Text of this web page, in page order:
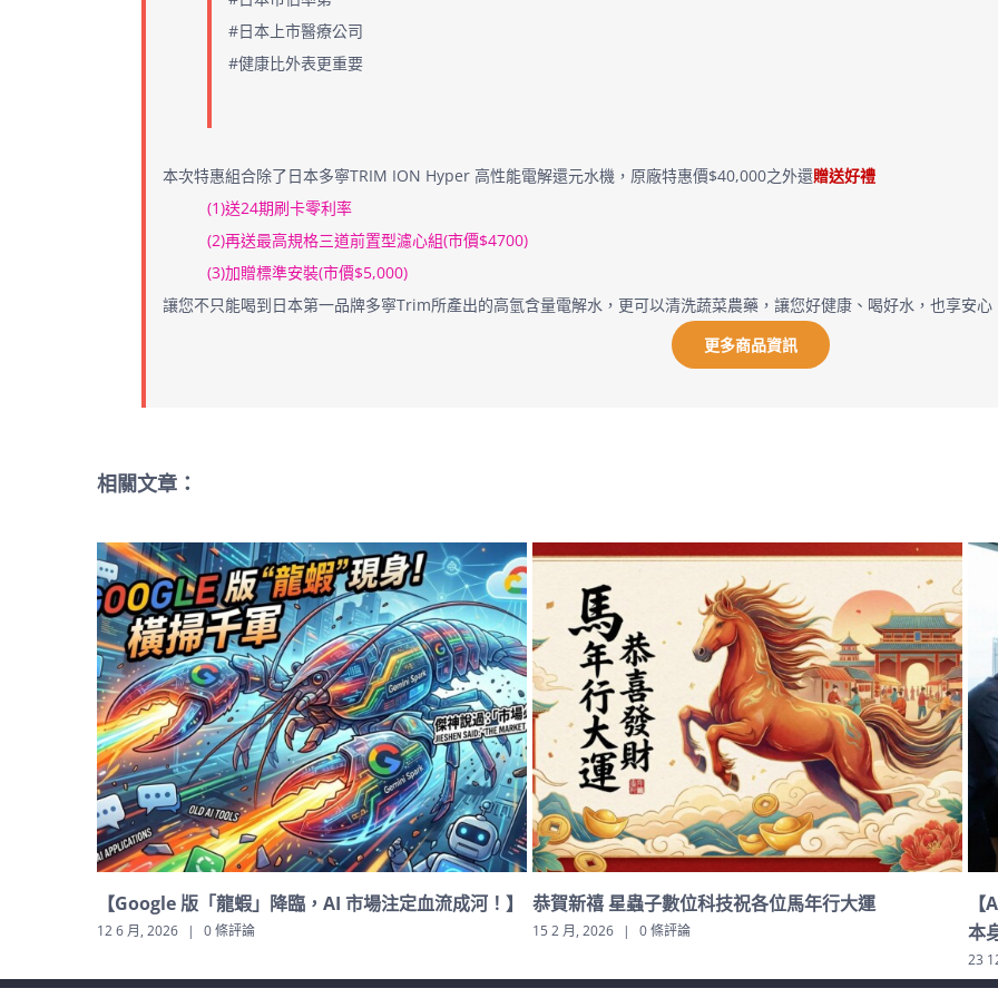
#日本上市醫療公司
#健康比外表更重要
本次特惠組合除了日本多寧TRIM ION Hyper 高性能電解還元水機，原廠特惠價$40,000之外還贈送好禮
(1)送24期刷卡零利率
(2)再送最高規格三道前置型濾心組(市價$4700)
(3)加贈標準安裝(市價$5,000)
讓您不只能喝到日本第一品牌多寧Trim所產出的高氫含量電解水 ，更可以清洗蔬菜農藥，讓您好健康、喝好水，也享安心
更多商品資訊
相關文章：
恭賀新禧 星蟲子數位科技祝各位馬年行大運
15 2 月, 2026 | 0 條評論
【AI 正在加劇貧富差距，但真正拉開距離的不是技術
本身】
最
23